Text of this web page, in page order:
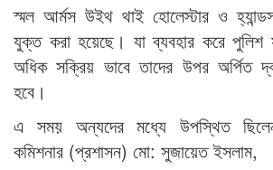
স্মল আর্মস উইথ থাই হোলেস্টার ও
যুক্ত করা হয়েছে। যা ব্যবহার করে পুলিশ
অধিক সক্রিয় ভাবে তাদের উপর অর্পিত
হবে।
এ সময় অন্যদের মধ্যে উপস্থিত
কমিশনার (প্রশাসন) মো: সুজায়েত ইসলাম,